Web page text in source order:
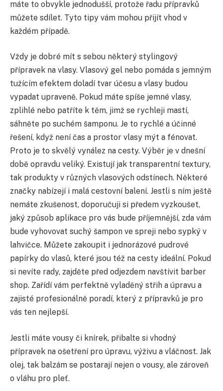
máte to obvykle jednodušší, protože řadu přípravků
můžete sdílet. Tyto tipy vám mohou přijít vhod v
každém případě.
Vždy je dobré mít s sebou některý stylingový
přípravek na vlasy. Vlasový gel nebo pomáda s jemným
tužícím efektem doladí tvar účesu a vlasy budou
vypadat upraveně. Pokud máte spíše jemné vlasy,
zplihlé nebo patříte k těm, jimž se rychleji mastí,
sáhněte po suchém šamponu. Je to rychlé a účinné
řešení, když není čas a prostor vlasy mýt a fénovat.
Proto je to skvělý vynález na cesty. Výběr je v dnešní
době opravdu veliký. Existují jak transparentní textury,
tak produkty v různých vlasových odstínech. Některé
značky nabízejí i malá cestovní balení. Jestli s ním ještě
nemáte zkušenost, doporučuji si předem vyzkoušet,
jaký způsob aplikace pro vás bude příjemnější, zda vám
bude vyhovovat suchý šampon ve spreji nebo sypký v
lahvičce. Můžete zakoupit i jednorázové pudrové
papírky do vlasů, které jsou též na cesty ideální. Pokud
si nevíte rady, zajděte před odjezdem navštívit barber
shop. Zařídí vám perfektně vyladěný střih a úpravu a
zajisté profesionálně poradí, který z přípravků je pro
vás ten nejlepší.
Jestli máte vousy či knírek, přibalte si vhodný
přípravek na ošetření pro úpravu, výživu a vláčnost. Jak
olej, tak balzám se postarají nejen o vousy, ale zároveň
o vláhu pro pleť.